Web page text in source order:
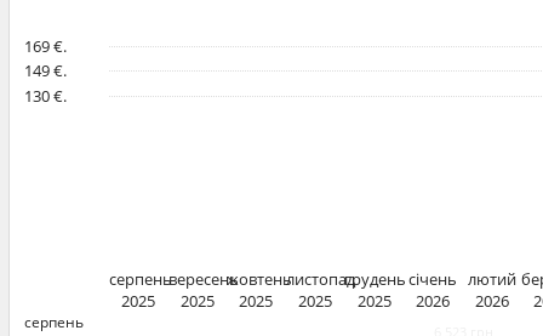
серпень
2025
вересень
2025
жовтень
2025
листопад
2025
грудень
2025
січень
2026
лютий
2026
169 €.
149 €.
130 €.
серпень